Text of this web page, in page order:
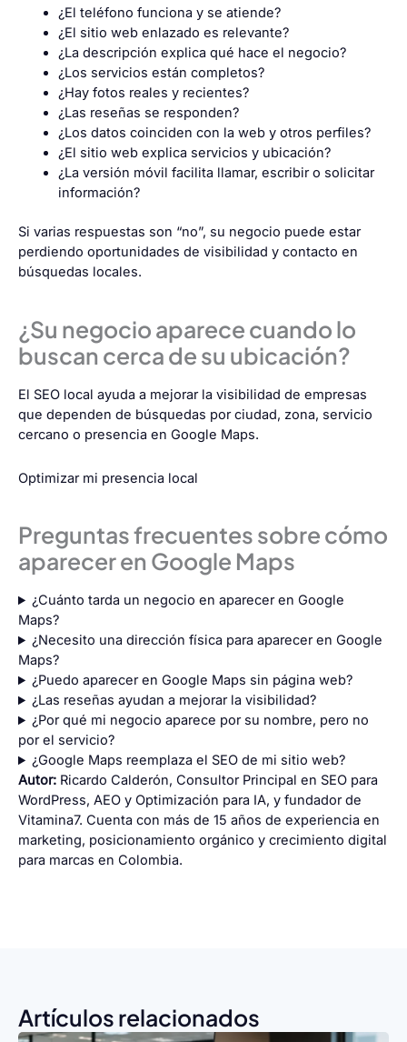
¿El teléfono funciona y se atiende?
¿El sitio web enlazado es relevante?
¿La descripción explica qué hace el negocio?
¿Los servicios están completos?
¿Hay fotos reales y recientes?
¿Las reseñas se responden?
¿Los datos coinciden con la web y otros perfiles?
¿El sitio web explica servicios y ubicación?
¿La versión móvil facilita llamar, escribir o solicitar
información?
Si varias respuestas son “no”, su negocio puede estar
perdiendo oportunidades de visibilidad y contacto en
búsquedas locales.
¿Su negocio aparece cuando lo
buscan cerca de su ubicación?
El SEO local ayuda a mejorar la visibilidad de empresas
que dependen de búsquedas por ciudad, zona, servicio
cercano o presencia en Google Maps.
Optimizar mi presencia local
Preguntas frecuentes sobre cómo
aparecer en Google Maps
¿Cuánto tarda un negocio en aparecer en Google
Maps?
¿Necesito una dirección física para aparecer en Google
Maps?
¿Puedo aparecer en Google Maps sin página web?
¿Las reseñas ayudan a mejorar la visibilidad?
¿Por qué mi negocio aparece por su nombre, pero no
por el servicio?
¿Google Maps reemplaza el SEO de mi sitio web?
Autor: Ricardo Calderón, Consultor Principal en SEO para
WordPress, AEO y Optimización para IA, y fundador de
Vitamina7. Cuenta con más de 15 años de experiencia en
marketing, posicionamiento orgánico y crecimiento digital
para marcas en Colombia.
Artículos relacionados